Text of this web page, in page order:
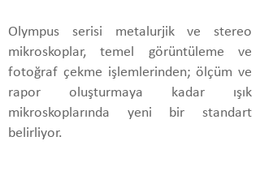
Olympus serisi metalurjik ve stereo
mikroskoplar, temel görüntüleme ve
fotoğraf çekme işlemlerinden; ölçüm ve
rapor oluşturmaya kadar ışık
mikroskoplarında yeni bir standart
belirliyor.